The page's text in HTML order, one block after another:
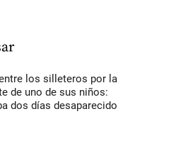
los silleteros por la
de uno de sus niños:
dos días desaparecido